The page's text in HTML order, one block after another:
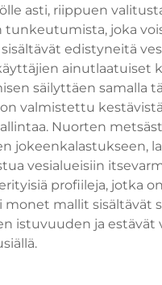
asti, riippuen
tunkeutumista, joka
edistyneitä
ainutlaatuiset
säilyttäen samalla
valmistettu
Nuorten
jokeenkalastukseen,
vesialueisiin
profiileja, jotka
monet mallit sisältävät
istuvuuden ja estävät